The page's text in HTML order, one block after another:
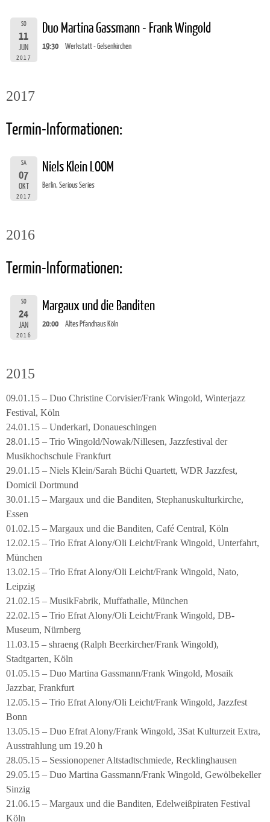
SO
11
JUN
2017
Duo Martina Gassmann - Frank Wingold
19:30 Werkstatt - Gelsenkirchen
2017
Termin-Informationen:
SA
07
OKT
2017
Niels Klein LOOM
Berlin, Serious Series
2016
Termin-Informationen:
SO
24
JAN
2016
Margaux und die Banditen
20:00 Altes Pfandhaus Köln
2015
09.01.15 – Duo Christine Corvisier/Frank Wingold, Winterjazz
Festival, Köln
24.01.15 – Underkarl, Donaueschingen
28.01.15 – Trio Wingold/Nowak/Nillesen, Jazzfestival der
Musikhochschule Frankfurt
29.01.15 – Niels Klein/Sarah Büchi Quartett, WDR Jazzfest,
Domicil Dortmund
30.01.15 – Margaux und die Banditen, Stephanuskulturkirche,
Essen
01.02.15 – Margaux und die Banditen, Café Central, Köln
12.02.15 – Trio Efrat Alony/Oli Leicht/Frank Wingold, Unterfahrt,
München
13.02.15 – Trio Efrat Alony/Oli Leicht/Frank Wingold, Nato,
Leipzig
21.02.15 – MusikFabrik, Muffathalle, München
22.02.15 – Trio Efrat Alony/Oli Leicht/Frank Wingold, DB-
Museum, Nürnberg
11.03.15 – shraeng (Ralph Beerkircher/Frank Wingold),
Stadtgarten, Köln
01.05.15 – Duo Martina Gassmann/Frank Wingold, Mosaik
Jazzbar, Frankfurt
12.05.15 – Trio Efrat Alony/Oli Leicht/Frank Wingold, Jazzfest
Bonn
13.05.15 – Duo Efrat Alony/Frank Wingold, 3Sat Kulturzeit Extra,
Ausstrahlung um 19.20 h
28.05.15 – Sessionopener Altstadtschmiede, Recklinghausen
29.05.15 – Duo Martina Gassmann/Frank Wingold, Gewölbekeller
Sinzig
21.06.15 – Margaux und die Banditen, Edelweißpiraten Festival
Köln